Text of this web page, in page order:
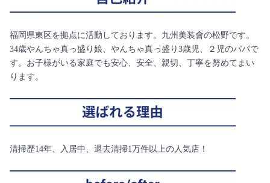
福岡県東区を拠点に活動しております。九州美装會の松野です。
34歳やんちゃ真っ盛り娘、やんちゃ真っ盛り3歳児、２児のパパで
す。お子様がいる家庭でも安心、安全、親切、丁寧を努めてまい
ります。
清掃歴14年、入居中、退去清掃1万件以上の人気店！